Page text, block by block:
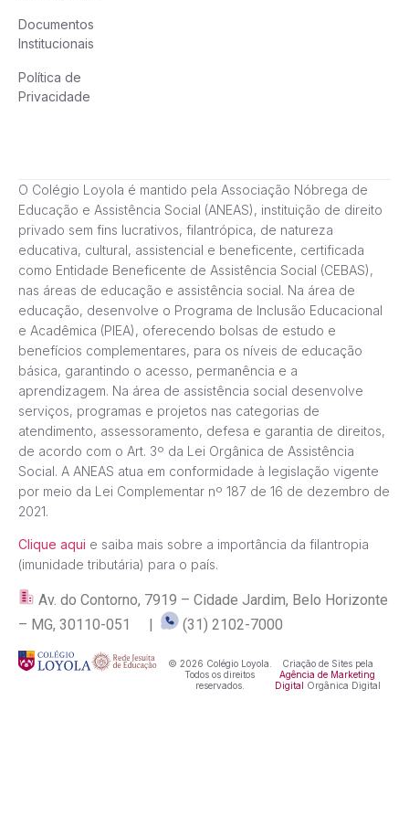
Documentos
Institucionais
Política de
Privacidade
O Colégio Loyola é mantido pela Associação Nóbrega de
Educação e Assistência Social (ANEAS), instituição de direito
privado sem fins lucrativos, filantrópica, de natureza
educativa, cultural, assistencial e beneficente, certificada
como Entidade Beneficente de Assistência Social (CEBAS),
nas áreas de educação e assistência social. Na área de
educação, desenvolve o Programa de Inclusão Educacional
e Acadêmica (PIEA), oferecendo bolsas de estudo e
benefícios complementares, para os níveis de educação
básica, garantindo o acesso, permanência e a
aprendizagem. Na área de assistência social desenvolve
serviços, programas e projetos nas categorias de
atendimento, assessoramento, defesa e garantia de direitos,
de acordo com o Art. 3º da Lei Orgânica de Assistência
Social. A ANEAS atua em conformidade à legislação vigente
por meio da Lei Complementar nº 187 de 16 de dezembro de
2021.
Clique aqui e saiba mais sobre a importância da filantropia
(imunidade tributária) para o país.
Av. do Contorno, 7919 – Cidade Jardim, Belo Horizonte
– MG, 30110-051 |
(31) 2102-7000
© 2026 Colégio Loyola.
Todos os direitos
reservados.
Criação de Sites pela
Agência de Marketing
Digital Orgânica Digital